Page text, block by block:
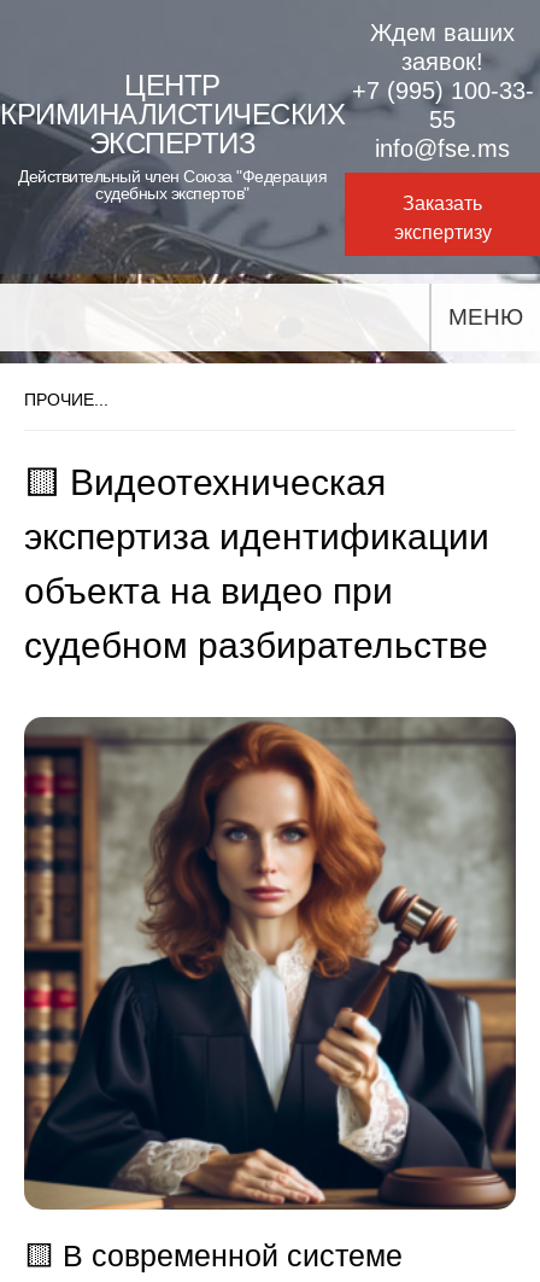
content
ЦЕНТР
КРИМИНАЛИСТИЧЕСКИХ
ЭКСПЕРТИЗ
Действительный член Союза "Федерация
судебных экспертов"
Ждем ваших
заявок!
+7 (995) 100-33-
55
info@fse.ms
Заказать
экспертизу
МЕНЮ
ПРОЧИЕ...
🟨 Видеотехническая
экспертиза идентификации
объекта на видео при
судебном разбирательстве
🟨 В современной системе